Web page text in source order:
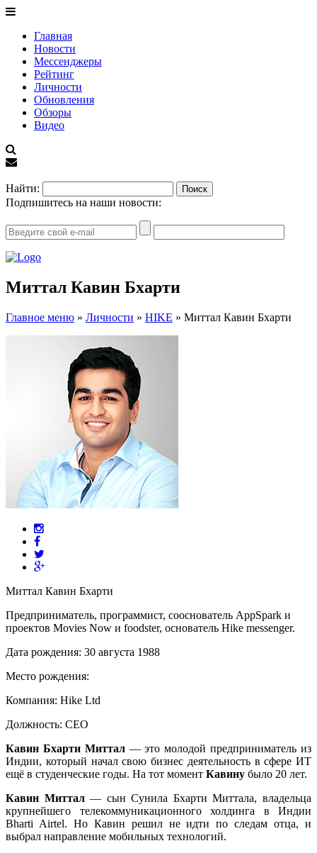
Главная
Новости
Мессенджеры
Рейтинг
Личности
Обновления
Обзоры
Видео
Найти:
Подпишитесь на наши новости:
Миттал Кавин Бхарти
Главное меню » Личности » HIKE » Миттал Кавин Бхарти
Миттал Кавин Бхарти
Предприниматель, программист, сооснователь AppSpark и
проектов Movies Now и foodster, основатель Hike messenger.
Дата рождения: 30 августа 1988
Место рождения:
Компания: Hike Ltd
Должность: СЕО
Кавин Бхарти Миттал— это молодой предприниматель из
Индии, который начал свою бизнес деятельность в сфере ИТ
ещё в студенческие годы. На тот момент Кавину было 20 лет.
Кавин Миттал— сын Сунила Бхарти Миттала, владельца
крупнейшего телекоммуникационного холдинга в Индии
Bharti Airtel. Но Кавин решил не идти по следам отца, и
выбрал направление мобильных технологий.